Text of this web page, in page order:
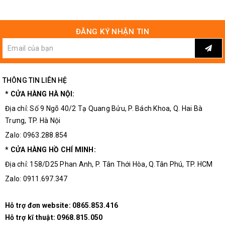
ĐĂNG KÝ NHẬN TIN
THÔNG TIN LIÊN HỆ
* CỬA HÀNG HÀ NỘI:
Địa chỉ: Số 9 Ngõ 40/2 Tạ Quang Bửu, P. Bách Khoa, Q. Hai Bà
Trưng, TP. Hà Nội
Zalo: 0963.288.854
* CỬA HÀNG HỒ CHÍ MINH:
Địa chỉ: 158/D25 Phan Anh, P. Tân Thới Hòa, Q.Tân Phú, TP. HCM
Zalo: 0911.697.347
Hỗ trợ đơn website: 0865.853.416
Hỗ trợ kĩ thuật: 0968.815.050